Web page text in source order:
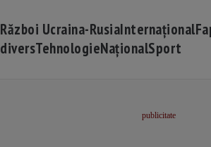
Război Ucraina-RusiaInternațional
diversTehnologieNaționalSport